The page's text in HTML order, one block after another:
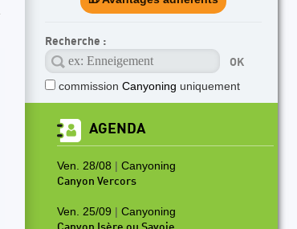
Recherche :
commission Canyoning uniquement
AGENDA
Ven. 28/08 | Canyoning
Canyon Vercors
Ven. 25/09 | Canyoning